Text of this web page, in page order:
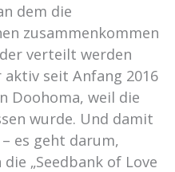
dem die
zusammenkommen
verteilt werden
seit Anfang 2016
Doohoma, weil die
wurde. Und damit
es geht darum,
„Seedbank of Love